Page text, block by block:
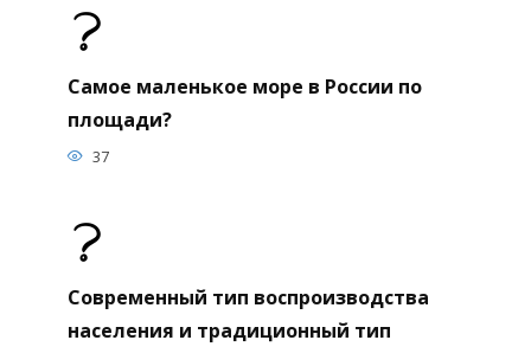
Самое маленькое море в России по
площади?
37
Современный тип воспроизводства
населения и традиционный тип